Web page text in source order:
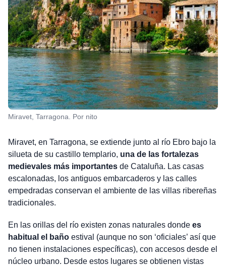
Miravet, Tarragona. Por nito
Miravet, en Tarragona, se extiende junto al río Ebro bajo la
silueta de su castillo templario, una de las fortalezas
medievales más importantesde Cataluña. Las casas
escalonadas, los antiguos embarcaderos y las calles
empedradas conservan el ambiente de las villas ribereñas
tradicionales.
En las orillas del río existen zonas naturales donde es
habitual el bañoestival (aunque no son ‘oficiales’ así que
no tienen instalaciones específicas), con accesos desde el
núcleo urbano. Desde estos lugares se obtienen vistas